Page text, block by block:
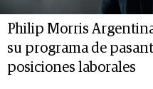
Philip Morris
su programa de
posiciones laborales